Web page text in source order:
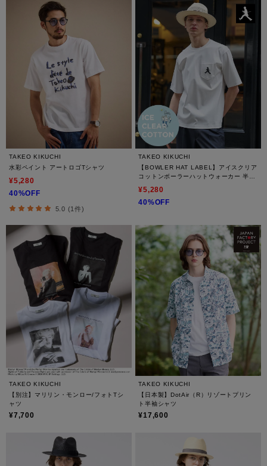
TAKEO KIKUCHI
水彩ペイント アートロゴTシャツ
¥5,280
40%OFF
5.0 (1件)
TAKEO KIKUCHI
【BOWLER HAT LABEL】アイスクリア
コットンボーラーハットウォーカー 半袖
ポケT
¥5,280
40%OFF
TAKEO KIKUCHI
【別注】マリリン・モンロー/フォトTシ
ャツ
¥7,700
TAKEO KIKUCHI
【日本製】DotAir（R）リゾートプリン
ト半袖シャツ
¥17,600